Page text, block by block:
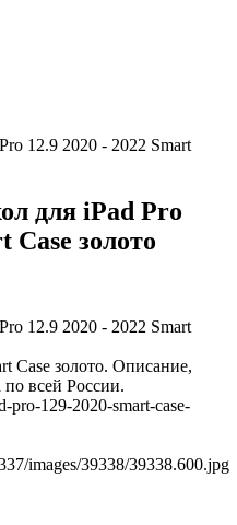
12.9 2020 - 2022 Smart
для iPad Pro
Case золото
12.9 2020 - 2022 Smart
Case золото. Описание,
всей России.
pro-129-2020-smart-case-
images/39338/39338.600.jpg